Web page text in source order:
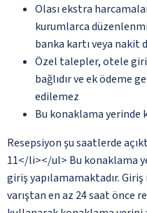
Olası ekstra
kurumlarca
banka kartı veya
Özel talepler, otele
bağlıdır ve ek ödeme
edilemez
Bu konaklama
Resepsiyon şu saatlerde
11</li></ul> Bu konaklama
giriş yapılamamaktadır.
varıştan en az 24 saat önce